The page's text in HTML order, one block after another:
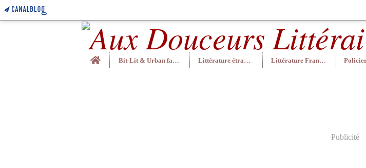
Home
Bit-Lit & Urban fantasy Littérature étrangère Littérature Française
Publicité